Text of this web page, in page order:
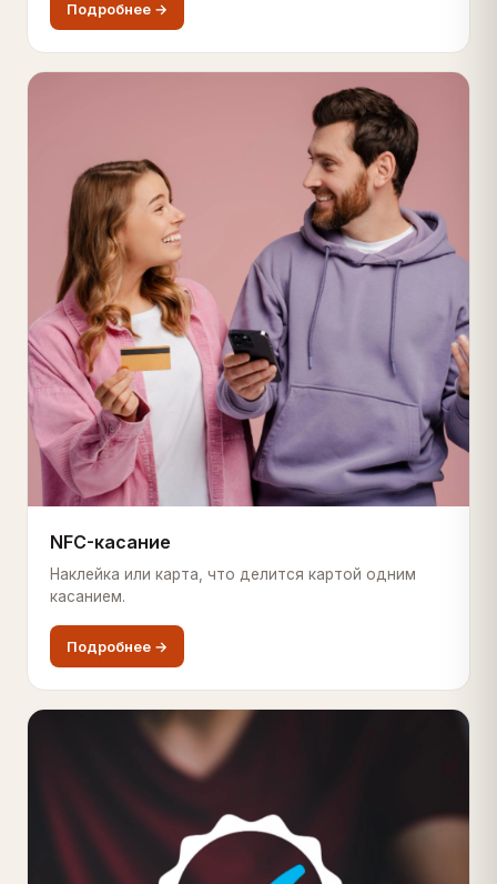
Подробнее →
NFC-касание
Наклейка или карта, что делится картой одним
касанием.
Подробнее →